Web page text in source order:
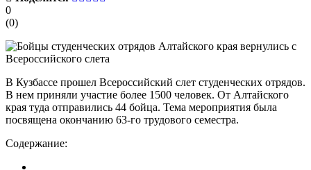
0
(0)
В Кузбассе прошел Всероссийский слет студенческих отрядов.
В нем приняли участие более 1500 человек. От Алтайского
края туда отправились 44 бойца. Тема мероприятия была
посвящена окончанию 63-го трудового семестра.
Содержание: